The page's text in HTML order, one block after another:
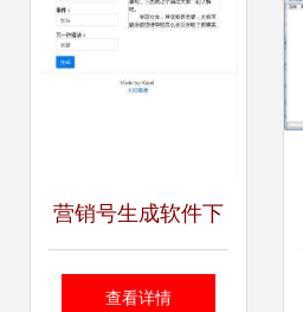
营销号生成软件下
载，一键生成爆款
查看详情